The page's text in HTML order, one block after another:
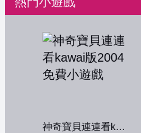
神奇寶貝連連看kawai版2004